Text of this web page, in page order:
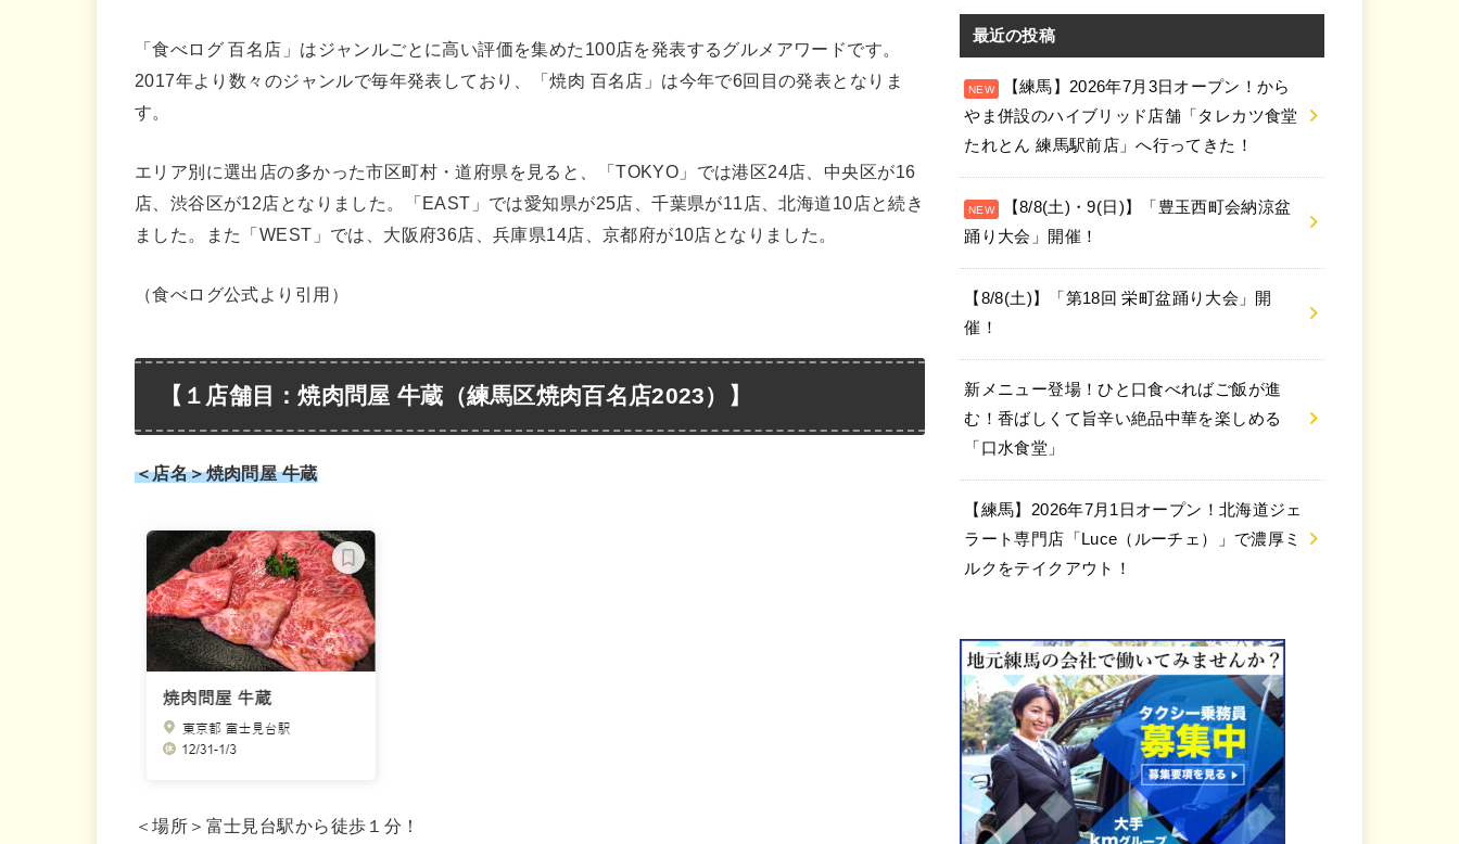
「食べログ 百名店」はジャンルごとに高い評価を集めた100店を発表するグルメアワードです。
2017年より数々のジャンルで毎年発表しており、「焼肉 百名店」は今年で6回目の発表となりま
す。
エリア別に選出店の多かった市区町村・道府県を見ると、「TOKYO」では港区24店、中央区が16
店、渋谷区が12店となりました。「EAST」では愛知県が25店、千葉県が11店、北海道10店と続き
ました。また「WEST」では、大阪府36店、兵庫県14店、京都府が10店となりました。
（食べログ公式より引用）
【１店舗目：焼肉問屋 牛蔵（練馬区焼肉百名店2023）】
＜店名＞焼肉問屋 牛蔵
＜場所＞富士見台駅から徒歩１分！
最近の投稿
【練馬】2026年7月3日オープン！から
やま併設のハイブリッド店舗「タレカツ食堂
たれとん 練馬駅前店」へ行ってきた！
【8/8(土)・9(日)】「豊玉西町会納涼盆
踊り大会」開催！
【8/8(土)】「第18回 栄町盆踊り大会」開
催！
新メニュー登場！ひと口食べればご飯が進
む！香ばしくて旨辛い絶品中華を楽しめる
「口水食堂」
【練馬】2026年7月1日オープン！北海道ジェ
ラート専門店「Luce（ルーチェ）」で濃厚ミ
ルクをテイクアウト！